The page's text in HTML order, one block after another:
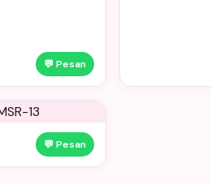
💬 Pesan
💬 Pesan